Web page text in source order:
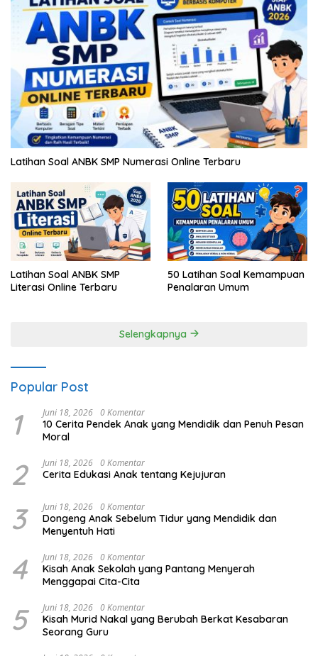
Latihan Soal ANBK SMP Numerasi Online Terbaru
Latihan Soal ANBK SMP
Literasi Online Terbaru
50 Latihan Soal Kemampuan
Penalaran Umum
Selengkapnya
Popular Post
1 Juni 18, 2026 0 Komentar
10 Cerita Pendek Anak yang Mendidik dan Penuh Pesan
Moral
2 Juni 18, 2026 0 Komentar
Cerita Edukasi Anak tentang Kejujuran
3 Juni 18, 2026 0 Komentar
Dongeng Anak Sebelum Tidur yang Mendidik dan
Menyentuh Hati
4 Juni 18, 2026 0 Komentar
Kisah Anak Sekolah yang Pantang Menyerah
Menggapai Cita-Cita
5 Juni 18, 2026 0 Komentar
Kisah Murid Nakal yang Berubah Berkat Kesabaran
Seorang Guru